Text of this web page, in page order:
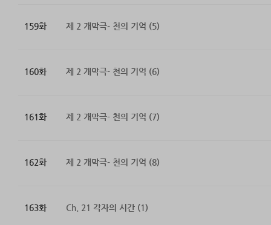
159화 제 2 개막극- 천의 기억 (5)
160화 제 2 개막극- 천의 기억 (6)
161화 제 2 개막극- 천의 기억 (7)
162화 제 2 개막극- 천의 기억 (8)
163화 Ch. 21 각자의 시간 (1)